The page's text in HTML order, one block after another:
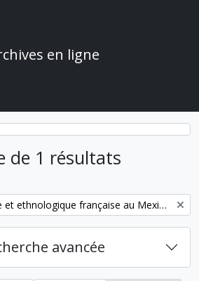
en ligne
de 1 résultats
Mission archéologique et ethnologique française au Mexique
avancée